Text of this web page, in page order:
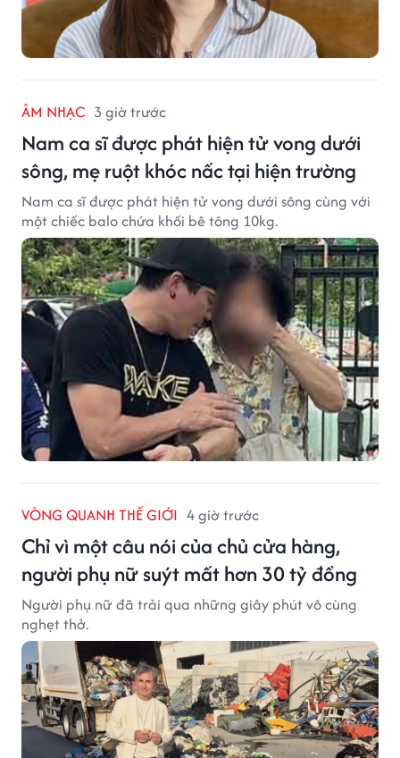
ÂM NHẠC 3 giờ trước
Nam ca sĩ được phát hiện tử vong dưới
sông, mẹ ruột khóc nấc tại hiện trường
Nam ca sĩ được phát hiện tử vong dưới sông cùng với
một chiếc balo chứa khối bê tông 10kg.
VÒNG QUANH THẾ GIỚI 4 giờ trước
Chỉ vì một câu nói của chủ cửa hàng,
người phụ nữ suýt mất hơn 30 tỷ đồng
Người phụ nữ đã trải qua những giây phút vô cùng
nghẹt thở.